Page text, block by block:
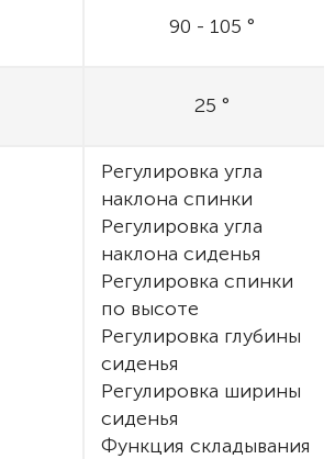
90 - 105 °
25 °
Регулировка угла
наклона спинки
Регулировка угла
наклона сиденья
Регулировка спинки
по высоте
Регулировка глубины
сиденья
Регулировка ширины
сиденья
Функция складывания